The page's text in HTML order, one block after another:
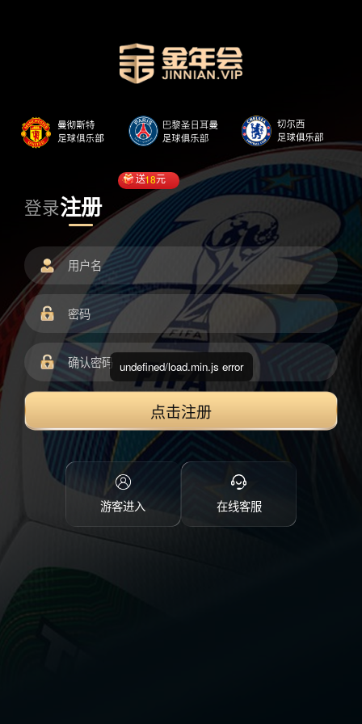
登录注册
送18元
点击注册
游客进入 在线客服
undefined/load.min.js error